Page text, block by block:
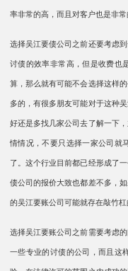
率非常的高，而且对客户也是非常
选择吴江要债公司之前还要考虑
讨债的效率非常高，但是收费也
算，那么就有可能不会选择这样
多的，有很多朋友可能对于这种
好还是多找几家公司去了解一下
情情况，不要只选择一家公司就
了。这个行业目前都已经形成了
债公司的报价大致也都差不多，
的吴江要账公司可能就存在敲竹杠
选择吴江要账公司之前需要考虑
一些专业的讨债的公司，而且这